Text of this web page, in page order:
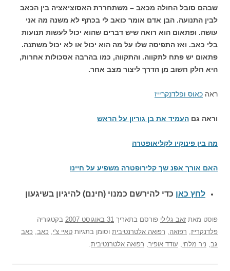
שבהם סובל החולה מכאב – משתחררת האסוציאציה בין הכאב
לבין התנועה. הבן אדם אומר כואב לי בכתף לא משנה מה אני
עושה. ופתאום הוא רואה שיש דברים שהוא יכול לעשות תנועות
בלי כאב. ואז התפיסה שלו על מה הוא יכול או לא יכול משתנה.
פתאום יש פתח לתקווה. והתקווה, כמו בהרבה אסכולות אחרות,
היא חלק חשוב מן הדרך ליצור מצב אחר.
ראה כאוס ופלדנקרייז
וראה גם העמיד את בן גוריון על הראש
מה בין פינוקיו לקליאופטרה
האם אורך אפנ שך קלירופטרה משפיע על חיינו
לחץ כאן כדי להירשם כמנוי (חינם) להיגיון בשיגעון
פוסט מאת זאב גלילי פורסם בתאריך 31 באוגוסט 2007
בקטגוריה
פלדנקרייז רפואה רפואה אלטרנטיבית וסומן בתגיות טאיי צ'י כאב כאב
גב ניר מלחי עודד אופיר רפואה אלטרנטיבית